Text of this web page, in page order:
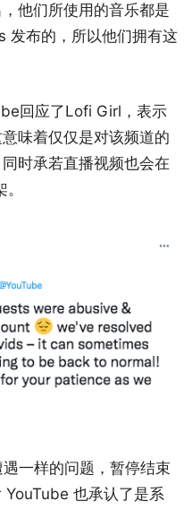
他们所使用的音乐都是
发布的，所以他们拥有这
回应了Lofi Girl，表示
味着仅仅是对该频道的
时承若直播视频也会在
一样的问题，暂停结束
也承认了是系